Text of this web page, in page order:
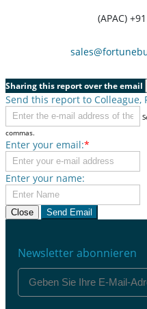
(APAC)
Sharing this report over the email
Send this report to Colleague,
commas.
Enter your email:*
Enter your name:
Close Send Email
Newsletter abonnieren